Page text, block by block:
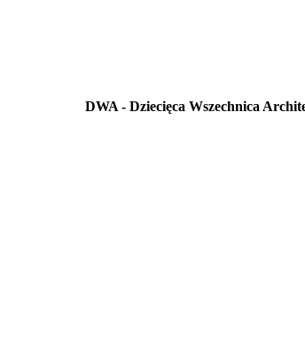
DWA - Dziecięca Wszechnica